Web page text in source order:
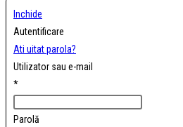
Inchide
Autentificare
Ati uitat parola?
Utilizator sau e-mail
*
Parolă